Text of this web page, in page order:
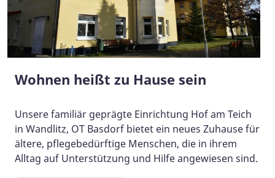
Wohnen heißt zu Hause sein
Unsere familiär geprägte Einrichtung Hof am Teich
in Wandlitz, OT Basdorf bietet ein neues Zuhause für
ältere, pflegebedürftige Menschen, die in ihrem
Alltag auf Unterstützung und Hilfe angewiesen sind.